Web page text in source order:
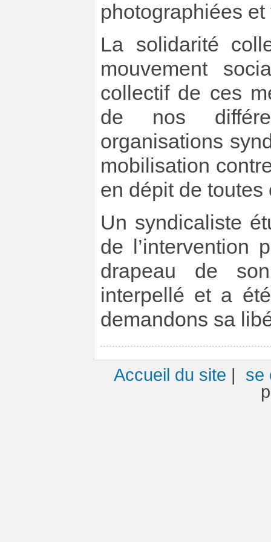
photographiées
La solidarité
mouvement
collectif de ces
de nos
organisations
mobilisation
en dépit de
Un syndicaliste
de l’intervention
drapeau de
interpellé et a
demandons sa
Accueil du site
se